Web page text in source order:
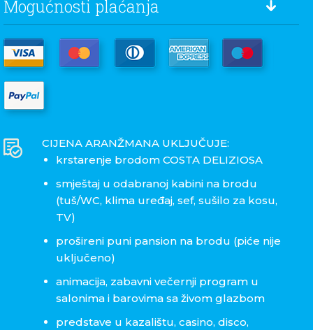
Mogućnosti plaćanja
CIJENA ARANŽMANA UKLJUČUJE:
krstarenje brodom COSTA DELIZIOSA
smještaj u odabranoj kabini na brodu
(tuš/WC, klima uređaj, sef, sušilo za kosu,
TV)
prošireni puni pansion na brodu (piće nije
uključeno)
animacija, zabavni večernji program u
salonima i barovima sa živom glazbom
predstave u kazalištu, casino, disco,